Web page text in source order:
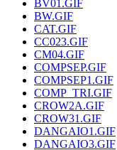
BV01.GIF
BW.GIF
CAT.GIF
CC023.GIF
CM04.GIF
COMPSEP.GIF
COMPSEP1.GIF
COMP_TRI.GIF
CROW2A.GIF
CROW31.GIF
DANGAIO1.GIF
DANGAIO3.GIF